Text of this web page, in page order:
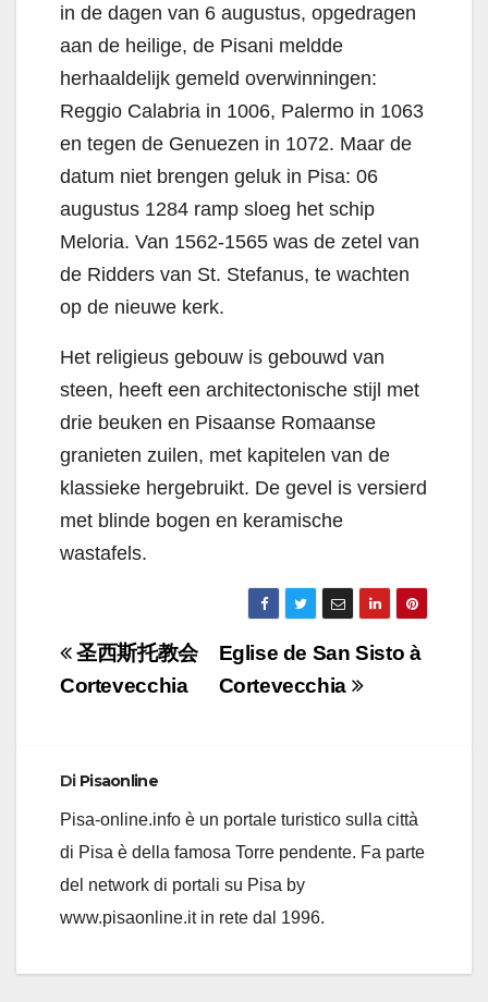
in de dagen van 6 augustus, opgedragen
aan de heilige, de Pisani meldde
herhaaldelijk gemeld overwinningen:
Reggio Calabria in 1006, Palermo in 1063
en tegen de Genuezen in 1072. Maar de
datum niet brengen geluk in Pisa: 06
augustus 1284 ramp sloeg het schip
Meloria. Van 1562-1565 was de zetel van
de Ridders van St. Stefanus, te wachten
op de nieuwe kerk.
Het religieus gebouw is gebouwd van
steen, heeft een architectonische stijl met
drie beuken en Pisaanse Romaanse
granieten zuilen, met kapitelen van de
klassieke hergebruikt. De gevel is versierd
met blinde bogen en keramische
wastafels.
Navigazione
articoli
Eglise de San Sisto à
Cortevecchia
圣西斯托教会
Cortevecchia
Di Pisaonline
Pisa-online.info è un portale turistico sulla città
di Pisa è della famosa Torre pendente. Fa parte
del network di portali su Pisa by
www.pisaonline.it in rete dal 1996.